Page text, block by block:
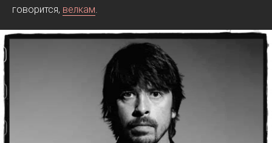
говорится, велкам